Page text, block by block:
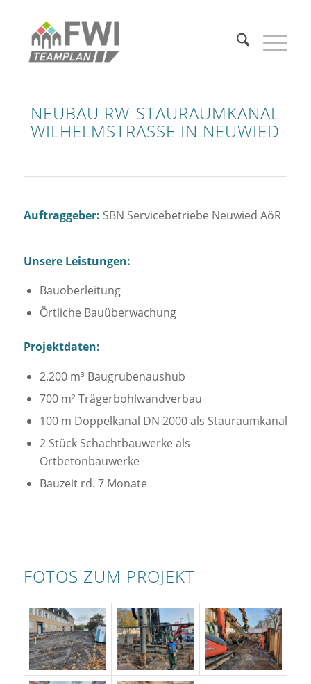
NEUBAU RW-STAURAUMKANAL
WILHELMSTRASSE IN NEUWIED
Auftraggeber: SBN Servicebetriebe Neuwied AöR
Unsere Leistungen:
Bauoberleitung
Örtliche Bauüberwachung
Projektdaten:
2.200 m³ Baugrubenaushub
700 m² Trägerbohlwandverbau
100 m Doppelkanal DN 2000 als Stauraumkanal
2 Stück Schachtbauwerke als
Ortbetonbauwerke
Bauzeit rd. 7 Monate
FOTOS ZUM PROJEKT